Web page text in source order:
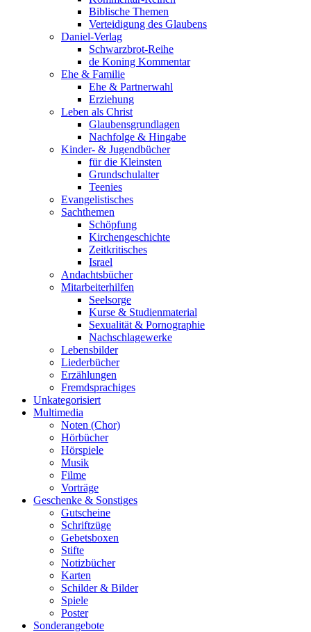
Biblische Themen
Verteidigung des Glaubens
Daniel-Verlag
Schwarzbrot-Reihe
de Koning Kommentar
Ehe & Familie
Ehe & Partnerwahl
Erziehung
Leben als Christ
Glaubensgrundlagen
Nachfolge & Hingabe
Kinder- & Jugendbücher
für die Kleinsten
Grundschulalter
Teenies
Evangelistisches
Sachthemen
Schöpfung
Kirchengeschichte
Zeitkritisches
Israel
Andachtsbücher
Mitarbeiterhilfen
Seelsorge
Kurse & Studienmaterial
Sexualität & Pornographie
Nachschlagewerke
Lebensbilder
Liederbücher
Erzählungen
Fremdsprachiges
Unkategorisiert
Multimedia
Noten (Chor)
Hörbücher
Hörspiele
Musik
Filme
Vorträge
Geschenke & Sonstiges
Gutscheine
Schriftzüge
Gebetsboxen
Stifte
Notizbücher
Karten
Schilder & Bilder
Spiele
Poster
Sonderangebote